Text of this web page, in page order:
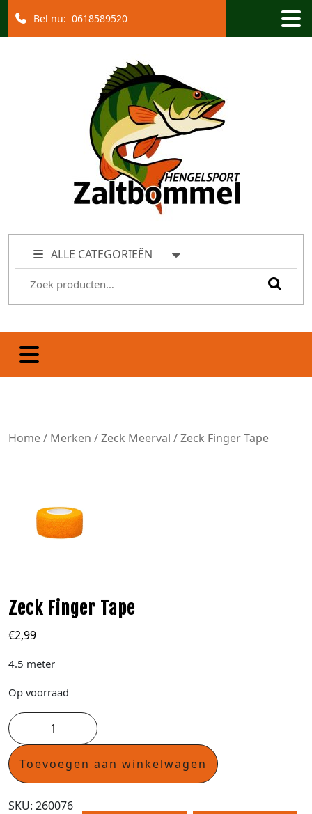
Bel nu: 0618589520
ALLE CATEGORIEËN
Home/ Merken /Zeck Meerval / Zeck Finger Tape
Zeck Finger Tape
€2,99
4.5 meter
Op voorraad
Toevoegen aan winkelwagen
SKU: 260076